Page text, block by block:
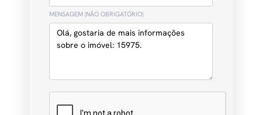
MENSAGEM (NÃO OBRIGATÓRIO)